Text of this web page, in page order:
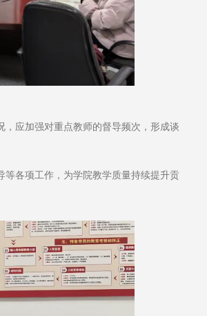
应加强对重点教师的督导频次，形成谈
各项工作，为学院教学质量持续提升贡